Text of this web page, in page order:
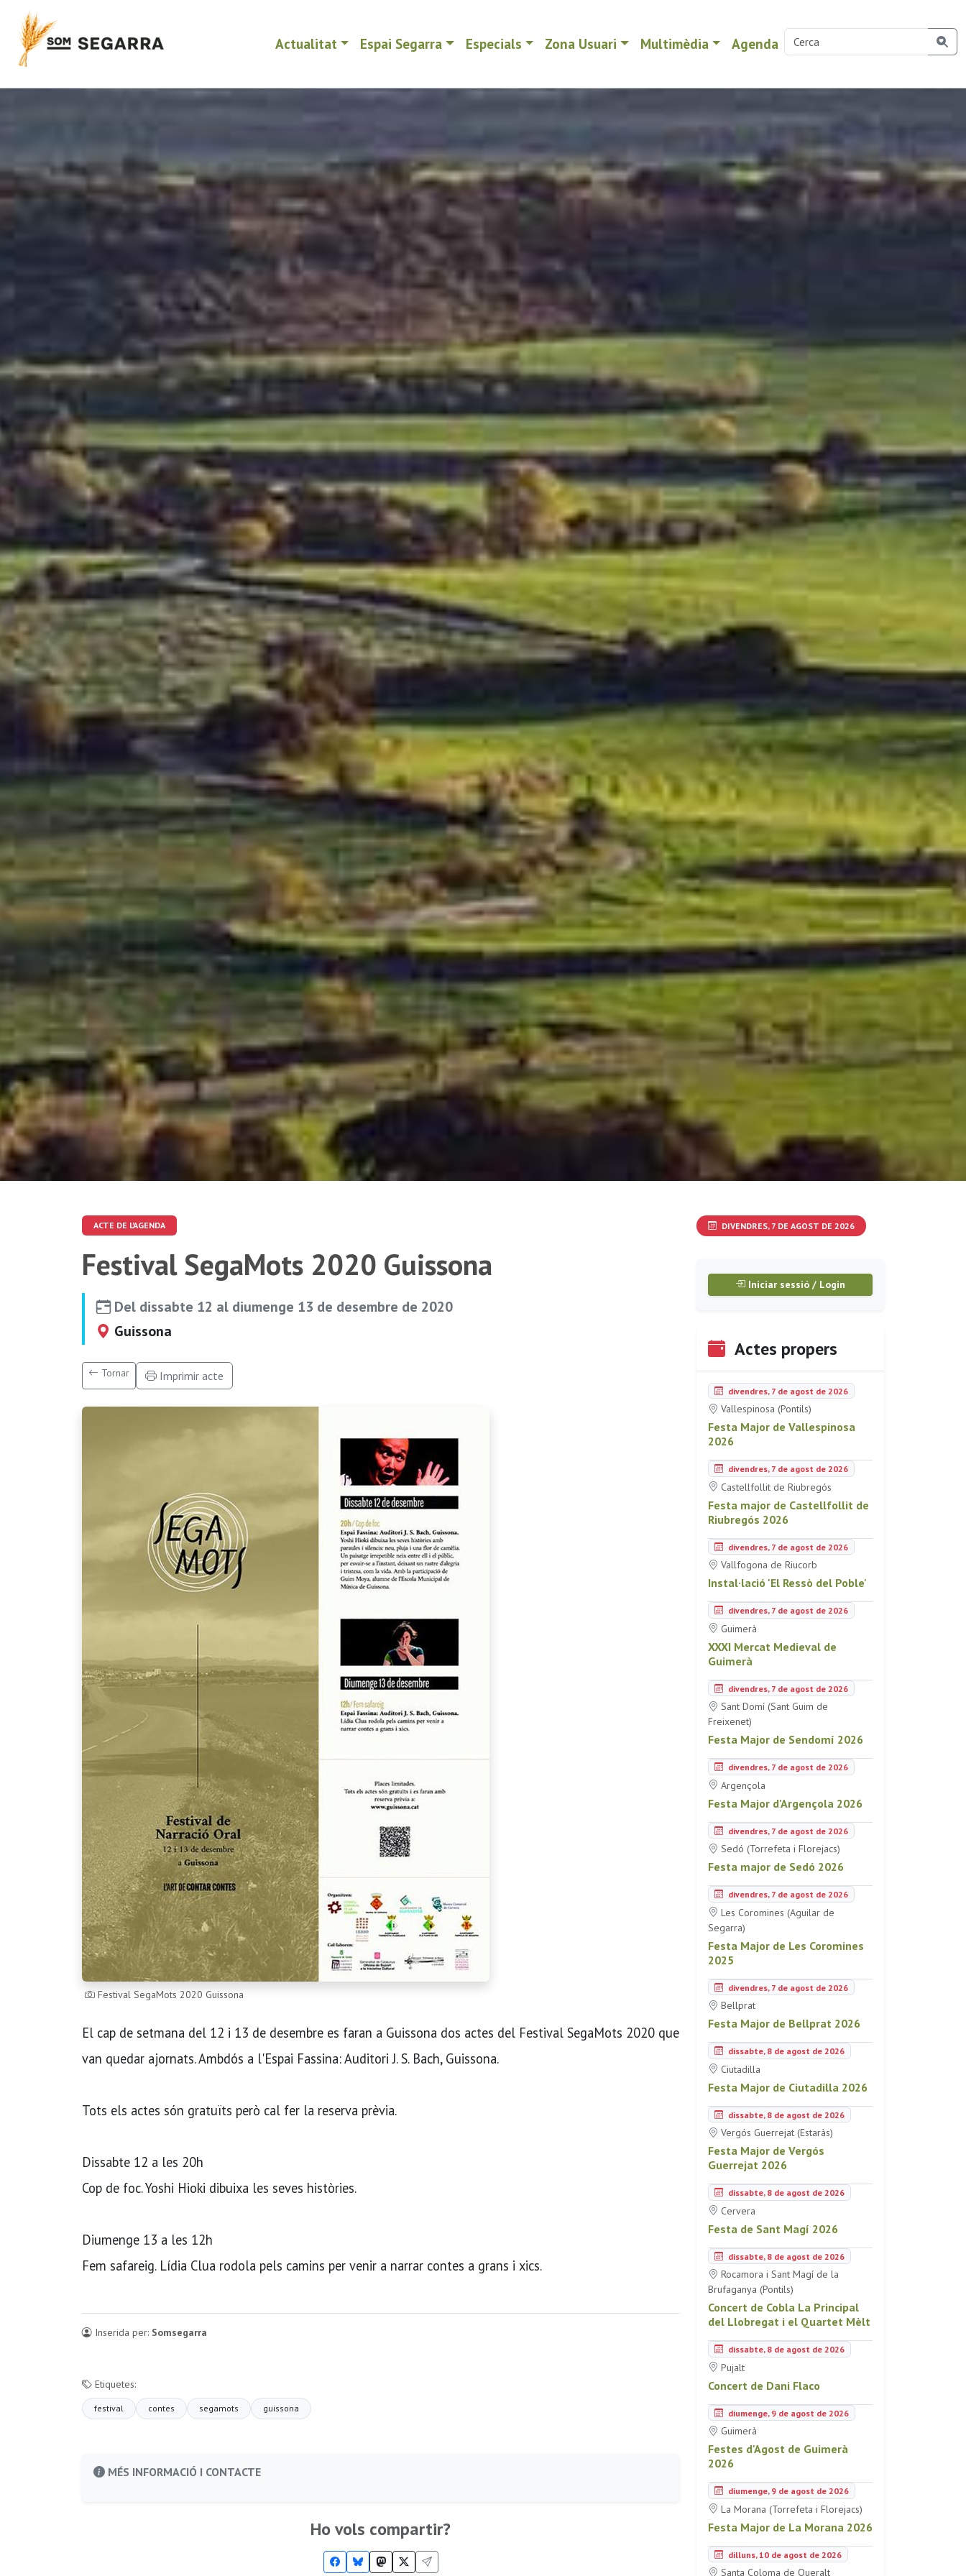
Actualitat Espai Segarra Especials Zona Usuari Multimèdia Agenda
ACTE DE L'AGENDA
Festival SegaMots 2020 Guissona
Del dissabte 12 al diumenge 13 de desembre de 2020
Guissona
Tornar Imprimir acte
Festival SegaMots 2020 Guissona
El cap de setmana del 12 i 13 de desembre es faran a Guissona dos actes del Festival SegaMots 2020 que
van quedar ajornats. Ambdós a l'Espai Fassina: Auditori J. S. Bach, Guissona.
Tots els actes són gratuïts però cal fer la reserva prèvia.
Dissabte 12 a les 20h
Cop de foc. Yoshi Hioki dibuixa les seves històries.
Diumenge 13 a les 12h
Fem safareig. Lídia Clua rodola pels camins per venir a narrar contes a grans i xics.
Inserida per: Somsegarra
Etiquetes:
festival contes segamots guissona
MÉS INFORMACIÓ I CONTACTE
Ho vols compartir?
DIVENDRES, 7 DE AGOST DE 2026
Iniciar sessió / Login
Actes propers
divendres, 7 de agost de 2026
Vallespinosa (Pontils)
Festa Major de Vallespinosa
2026
divendres, 7 de agost de 2026
Castellfollit de Riubregós
Festa major de Castellfollit de
Riubregós 2026
divendres, 7 de agost de 2026
Vallfogona de Riucorb
Instal·lació 'El Ressò del Poble'
divendres, 7 de agost de 2026
Guimerà
XXXI Mercat Medieval de
Guimerà
divendres, 7 de agost de 2026
Sant Domí (Sant Guim de
Freixenet)
Festa Major de Sendomí 2026
divendres, 7 de agost de 2026
Argençola
Festa Major d'Argençola 2026
divendres, 7 de agost de 2026
Sedó (Torrefeta i Florejacs)
Festa major de Sedó 2026
divendres, 7 de agost de 2026
Les Coromines (Aguilar de
Segarra)
Festa Major de Les Coromines
2025
divendres, 7 de agost de 2026
Bellprat
Festa Major de Bellprat 2026
dissabte, 8 de agost de 2026
Ciutadilla
Festa Major de Ciutadilla 2026
dissabte, 8 de agost de 2026
Vergós Guerrejat (Estaràs)
Festa Major de Vergós
Guerrejat 2026
dissabte, 8 de agost de 2026
Cervera
Festa de Sant Magí 2026
dissabte, 8 de agost de 2026
Rocamora i Sant Magí de la
Brufaganya (Pontils)
Concert de Cobla La Principal
del Llobregat i el Quartet Mèlt
dissabte, 8 de agost de 2026
Pujalt
Concert de Dani Flaco
diumenge, 9 de agost de 2026
Guimerà
Festes d'Agost de Guimerà
2026
diumenge, 9 de agost de 2026
La Morana (Torrefeta i Florejacs)
Festa Major de La Morana 2026
dilluns, 10 de agost de 2026
Santa Coloma de Queralt